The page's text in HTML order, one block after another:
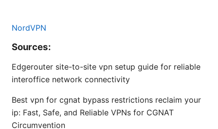
NordVPN
Sources:
Edgerouter site-to-site vpn setup guide for reliable
interoffice network connectivity
Best vpn for cgnat bypass restrictions reclaim your
ip: Fast, Safe, and Reliable VPNs for CGNAT
Circumvention